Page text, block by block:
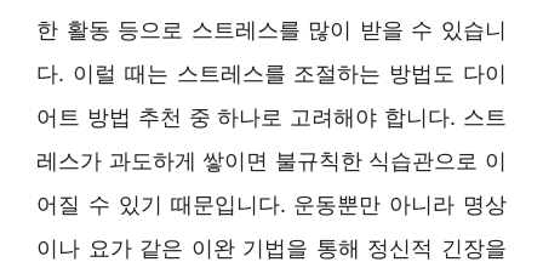
한 활동 등으로 스트레스를 많이 받을 수 있습니
다. 이럴 때는 스트레스를 조절하는 방법도 다이
어트 방법 추천 중 하나로 고려해야 합니다. 스트
레스가 과도하게 쌓이면 불규칙한 식습관으로 이
어질 수 있기 때문입니다. 운동뿐만 아니라 명상
이나 요가 같은 이완 기법을 통해 정신적 긴장을